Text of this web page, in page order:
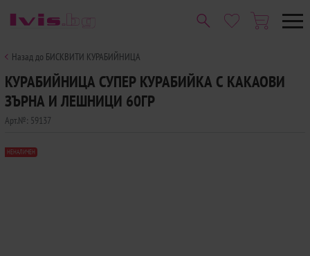
Назад до БИСКВИТИ КУРАБИЙНИЦА
КУРАБИЙНИЦА СУПЕР КУРАБИЙКА С КАКАОВИ
ЗЪРНА И ЛЕШНИЦИ 60ГР
Арт.№: 59137
НЕНАЛИЧЕН